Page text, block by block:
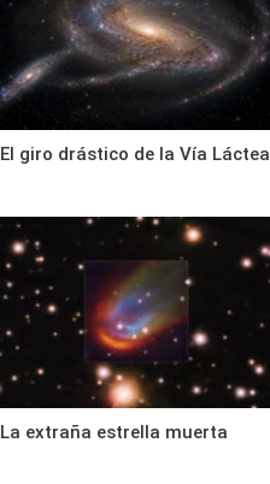
El giro drástico de la Vía Láctea
La extraña estrella muerta